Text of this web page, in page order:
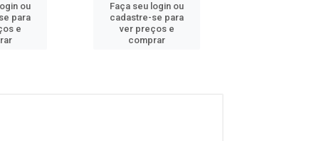
ou
para
e
Faça seu login ou
cadastre-se para
ver preços e
comprar